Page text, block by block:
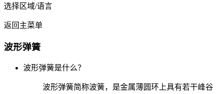
选择区域/语言
返回主菜单
波形弹簧
波形弹簧是什么？
波形弹簧简称波簧，是金属薄圆环上具有若干峰谷